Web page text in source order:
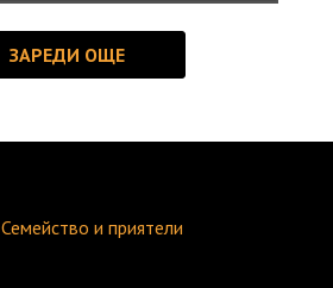
Семейство и приятели